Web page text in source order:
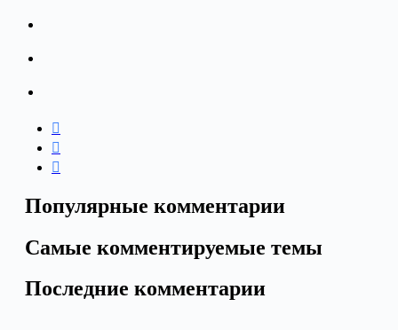
Популярные комментарии
Самые комментируемые темы
Последние комментарии